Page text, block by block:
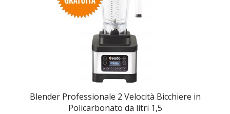
Blender Professionale 2 Velocità Bicchiere in
Policarbonato da litri 1,5